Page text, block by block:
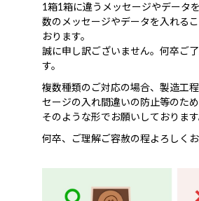
1箱1箱に違うメッセージやデータ
数のメッセージやデータを入れる
おります。
誠に申し訳ございません。何卒ご
す。
複数種類のご対応の場合、製造工
セージの入れ間違いの防止等のため
そのような形でお願いしております
何卒、ご理解ご容赦の程よろしくお